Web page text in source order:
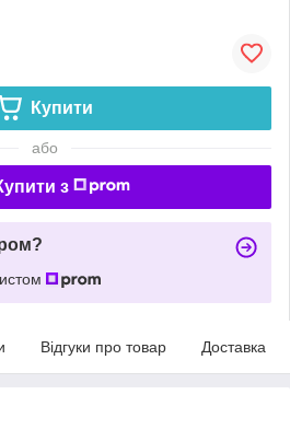
Купити
або
з
Відгуки про товар Доставка